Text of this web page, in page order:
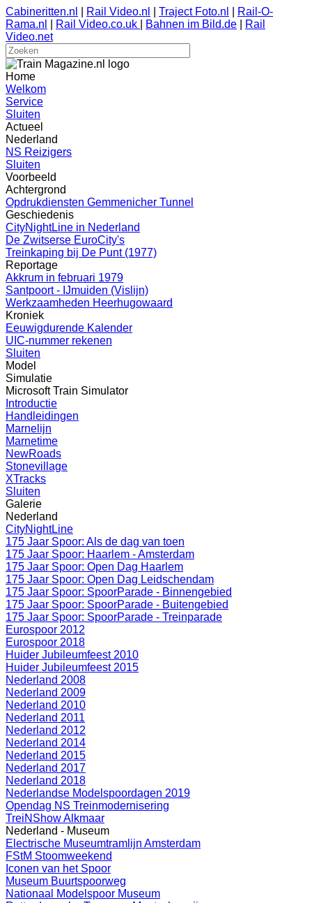
Cabineritten.nl Rail Video.nl Traject Foto.nl
Rail-O-
Rama.nl
Rail Video.co.uk Bahnen im Bild.de
Rail
Video.net
Home
Welkom
Service
Sluiten
Actueel
Nederland
NS Reizigers
Sluiten
Voorbeeld
Achtergrond
Opdrukdiensten Gemmenicher Tunnel
Geschiedenis
CityNightLine in Nederland
De Zwitserse EuroCity's
Treinkaping bij De Punt (1977)
Reportage
Akkrum in februari 1979
Santpoort - IJmuiden (Vislijn)
Werkzaamheden Heerhugowaard
Kroniek
Eeuwigdurende Kalender
UIC-nummer rekenen
Sluiten
Model
Simulatie
Microsoft Train Simulator
Introductie
Handleidingen
Marnelijn
Marnetime
NewRoads
Stonevillage
XTracks
Sluiten
Galerie
Nederland
CityNightLine
175 Jaar Spoor: Als de dag van toen
175 Jaar Spoor: Haarlem - Amsterdam
175 Jaar Spoor: Open Dag Haarlem
175 Jaar Spoor: Open Dag Leidschendam
175 Jaar Spoor: SpoorParade - Binnengebied
175 Jaar Spoor: SpoorParade - Buitengebied
175 Jaar Spoor: SpoorParade - Treinparade
Eurospoor 2012
Eurospoor 2018
Huider Jubileumfeest 2010
Huider Jubileumfeest 2015
Nederland 2008
Nederland 2009
Nederland 2010
Nederland 2011
Nederland 2012
Nederland 2014
Nederland 2015
Nederland 2017
Nederland 2018
Nederlandse Modelspoordagen 2019
Opendag NS Treinmodernisering
TreiNShow Alkmaar
Nederland - Museum
Electrische Museumtramlijn Amsterdam
FStM Stoomweekend
Iconen van het Spoor
Museum Buurtspoorweg
Nationaal Modelspoor Museum